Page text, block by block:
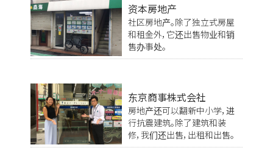
资本房地产
社区房地产。除了独立式房屋
和租金外，它还出售物业和销
售办事处。
东京商事株式会社
房地产还可以翻新中小学，进
行抗震建筑。除了建筑和装
修，我们还出售，出租和出售。